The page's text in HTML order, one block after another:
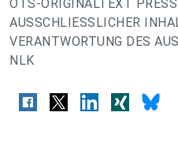
OTS-ORIGINALTEXT
AUSSCHLIESSLICHER
VERANTWORTUNG DES
NLK